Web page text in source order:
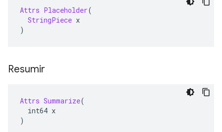
Attrs Placeholder(
StringPiece x
)
Resumir
Attrs Summarize(
int64 x
)